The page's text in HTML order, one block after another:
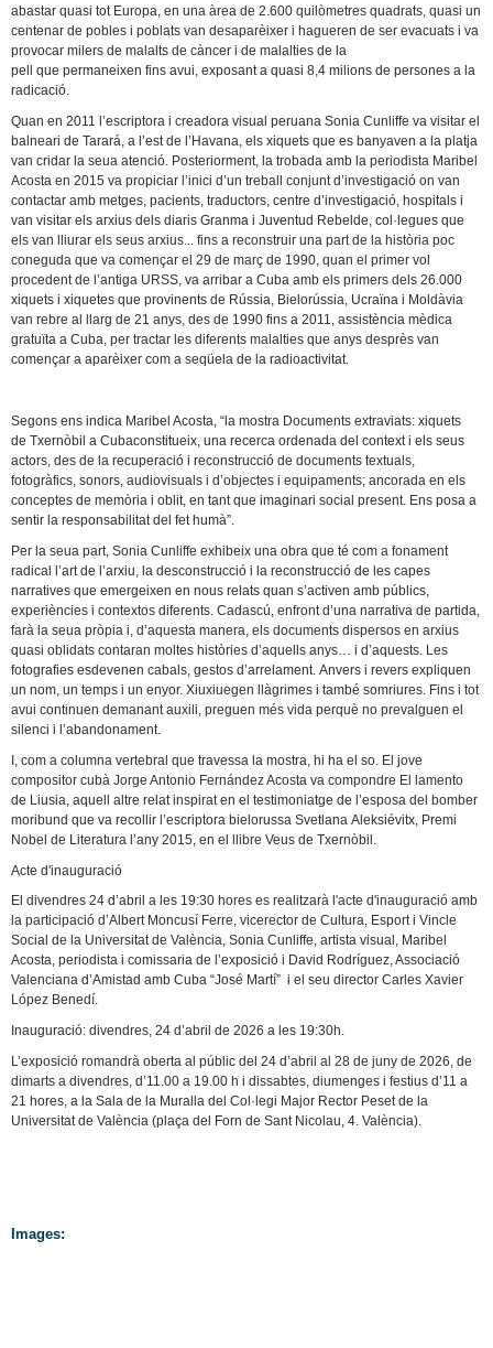
abastar quasi tot Europa, en una àrea de 2.600 quilòmetres quadrats, quasi un
centenar de pobles i poblats van desaparèixer i hagueren de ser evacuats i va
provocar milers de malalts de càncer i de malalties de la
pell que permaneixen fins avui, exposant a quasi 8,4 milions de persones a la
radicació.
Quan en 2011 l’escriptora i creadora visual peruana Sonia Cunliffe va visitar el
balneari de Tarará, a l’est de l’Havana, els xiquets que es banyaven a la platja
van cridar la seua atenció. Posteriorment, la trobada amb la periodista Maribel
Acosta en 2015 va propiciar l’inici d’un treball conjunt d’investigació on van
contactar amb metges, pacients, traductors, centre d’investigació, hospitals i
van visitar els arxius dels diaris Granma i Juventud Rebelde, col·legues que
els van lliurar els seus arxius... fins a reconstruir una part de la història poc
coneguda que va començar el 29 de març de 1990, quan el primer vol
procedent de l’antiga URSS, va arribar a Cuba amb els primers dels 26.000
xiquets i xiquetes que provinents de Rússia, Bielorússia, Ucraïna i Moldàvia
van rebre al llarg de 21 anys, des de 1990 fins a 2011, assistència mèdica
gratuïta a Cuba, per tractar les diferents malalties que anys desprès van
començar a aparèixer com a seqüela de la radioactivitat.
Segons ens indica Maribel Acosta, “la mostra Documents extraviats: xiquets
de Txernòbil a Cubaconstitueix, una recerca ordenada del context i els seus
actors, des de la recuperació i reconstrucció de documents textuals,
fotogràfics, sonors, audiovisuals i d’objectes i equipaments; ancorada en els
conceptes de memòria i oblit, en tant que imaginari social present. Ens posa a
sentir la responsabilitat del fet humà”.
Per la seua part, Sonia Cunliffe exhibeix una obra que té com a fonament
radical l’art de l’arxiu, la desconstrucció i la reconstrucció de les capes
narratives que emergeixen en nous relats quan s’activen amb públics,
experiències i contextos diferents. Cadascú, enfront d’una narrativa de partida,
farà la seua pròpia i, d’aquesta manera, els documents dispersos en arxius
quasi oblidats contaran moltes històries d’aquells anys… i d’aquests. Les
fotografies esdevenen cabals, gestos d’arrelament. Anvers i revers expliquen
un nom, un temps i un enyor. Xiuxiuegen llàgrimes i també somriures. Fins i tot
avui continuen demanant auxili, preguen més vida perquè no prevalguen el
silenci i l’abandonament.
I, com a columna vertebral que travessa la mostra, hi ha el so. El jove
compositor cubà Jorge Antonio Fernández Acosta va compondre El lamento
de Liusia, aquell altre relat inspirat en el testimoniatge de l’esposa del bomber
moribund que va recollir l’escriptora bielorussa Svetlana Aleksiévitx, Premi
Nobel de Literatura l’any 2015, en el llibre Veus de Txernòbil.
Acte d'inauguració
El divendres 24 d’abril a les 19:30 hores es realitzarà l'acte d'inauguració amb
la participació d’Albert Moncusí Ferre, vicerector de Cultura, Esport i Vincle
Social de la Universitat de València, Sonia Cunliffe, artista visual, Maribel
Acosta, periodista i comissaria de l’exposició i David Rodríguez, Associació
Valenciana d’Amistad amb Cuba “José Martí” i el seu director Carles Xavier
López Benedí.
Inauguració: divendres, 24 d’abril de 2026 a les 19:30h.
L’exposició romandrà oberta al públic del 24 d’abril al 28 de juny de 2026, de
dimarts a divendres, d’11.00 a 19.00 h i dissabtes, diumenges i festius d’11 a
21 hores, a la Sala de la Muralla del Col·legi Major Rector Peset de la
Universitat de València (plaça del Forn de Sant Nicolau, 4. València).
Images: